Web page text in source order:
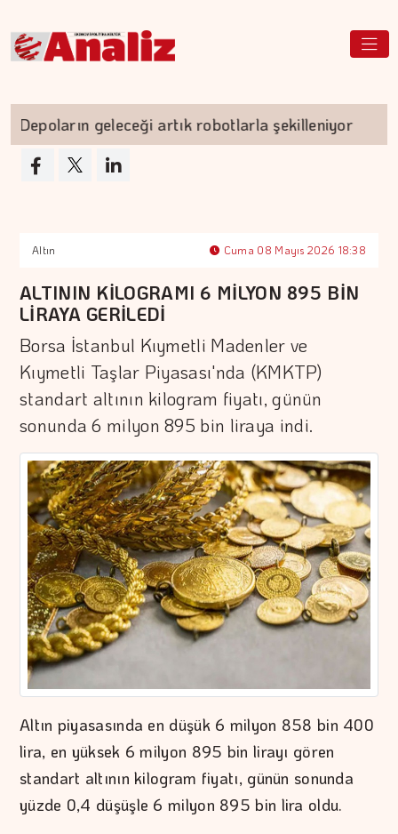
geleceği artık robotlarla şekilleniyor
Altın Cuma 08 Mayıs 2026 18:38
ALTININ KİLOGRAMI 6 MİLYON 895 BİN
LİRAYA GERİLEDİ
Borsa İstanbul Kıymetli Madenler ve
Kıymetli Taşlar Piyasası'nda (KMKTP)
standart altının kilogram fiyatı, günün
sonunda 6 milyon 895 bin liraya indi.
Altın piyasasında en düşük 6 milyon 858 bin 400
lira, en yüksek 6 milyon 895 bin lirayı gören
standart altının kilogram fiyatı, günün sonunda
yüzde 0,4 düşüşle 6 milyon 895 bin lira oldu.